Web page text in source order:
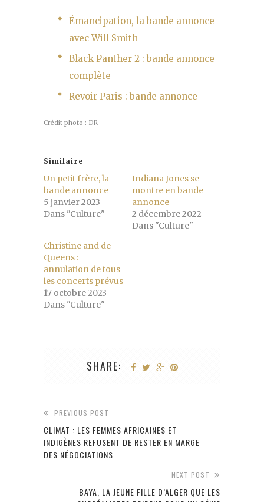
Émancipation, la bande annonce
avec Will Smith
Black Panther 2 : bande annonce
complète
Revoir Paris : bande annonce
Crédit photo : DR
Similaire
Un petit frère, la
bande annonce
5 janvier 2023
Dans "Culture"
Indiana Jones se
montre en bande
annonce
2 décembre 2022
Dans "Culture"
Christine and de
Queens :
annulation de tous
les concerts prévus
17 octobre 2023
Dans "Culture"
SHARE:
PREVIOUS POST
CLIMAT : LES FEMMES AFRICAINES ET
INDIGÈNES REFUSENT DE RESTER EN MARGE
DES NÉGOCIATIONS
NEXT POST
BAYA, LA JEUNE FILLE D’ALGER QUE LES